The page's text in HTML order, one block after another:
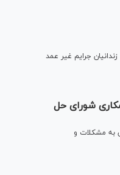
به پرداخت ۱۳ میلیارد ریال برای آزادی زندانیان جرایم غیر عمد
موقت / آزادی ۲۱۶ زندانی با همکاری شورای حل
رسیدگی به مشکلات و